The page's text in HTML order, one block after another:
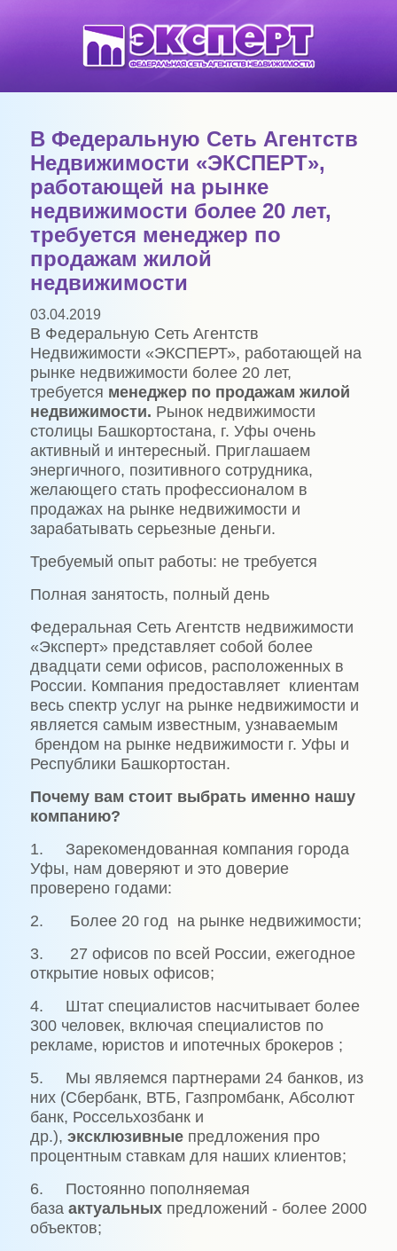
В Федеральную Сеть Агентств
Недвижимости «ЭКСПЕРТ»,
работающей на рынке
недвижимости более 20 лет,
требуется менеджер по
продажам жилой
недвижимости
03.04.2019
В Федеральную Сеть Агентств
Недвижимости «ЭКСПЕРТ», работающей на
рынке недвижимости более 20 лет,
требуется менеджер по продажам жилой
недвижимости. Рынок недвижимости
столицы Башкортостана, г. Уфы очень
активный и интересный. Приглашаем
энергичного, позитивного сотрудника,
желающего стать профессионалом в
продажах на рынке недвижимости и
зарабатывать серьезные деньги.
Требуемый опыт работы: не требуется
Полная занятость, полный день
Федеральная Сеть Агентств недвижимости
«Эксперт» представляет собой более
двадцати семи офисов, расположенных в
России. Компания предоставляет клиентам
весь спектр услуг на рынке недвижимости и
является самым известным, узнаваемым
брендом на рынке недвижимости г. Уфы и
Республики Башкортостан.
Почему вам стоит выбрать именно нашу
компанию?
1. Зарекомендованная компания города
Уфы, нам доверяют и это доверие
проверено годами:
2. Более 20 год на рынке недвижимости;
3. 27 офисов по всей России, ежегодное
открытие новых офисов;
4. Штат специалистов насчитывает более
300 человек, включая специалистов по
рекламе, юристов и ипотечных брокеров ;
5. Мы являемся партнерами 24 банков, из
них (Сбербанк, ВТБ, Газпромбанк, Абсолют
банк, Россельхозбанк и
др.), эксклюзивныепредложения про
процентным ставкам для наших клиентов;
6. Постоянно пополняемая
база актуальныхпредложений - более 2000
объектов;